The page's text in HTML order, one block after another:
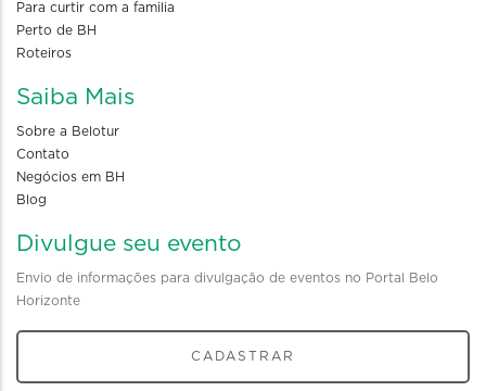
Para curtir com a familia
Perto de BH
Roteiros
Saiba Mais
Sobre a Belotur
Contato
Negócios em BH
Blog
Divulgue seu evento
Envio de informações para divulgação de eventos no Portal Belo
Horizonte
CADASTRAR